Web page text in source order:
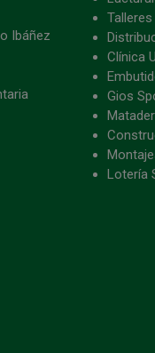
Ibáñez
Talleres
Clínica
Gios
Lotería